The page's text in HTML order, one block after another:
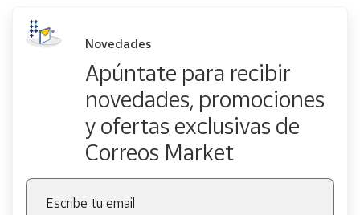
Novedades
Apúntate para recibir
novedades, promociones
y ofertas exclusivas de
Correos Market
Escribe tu email